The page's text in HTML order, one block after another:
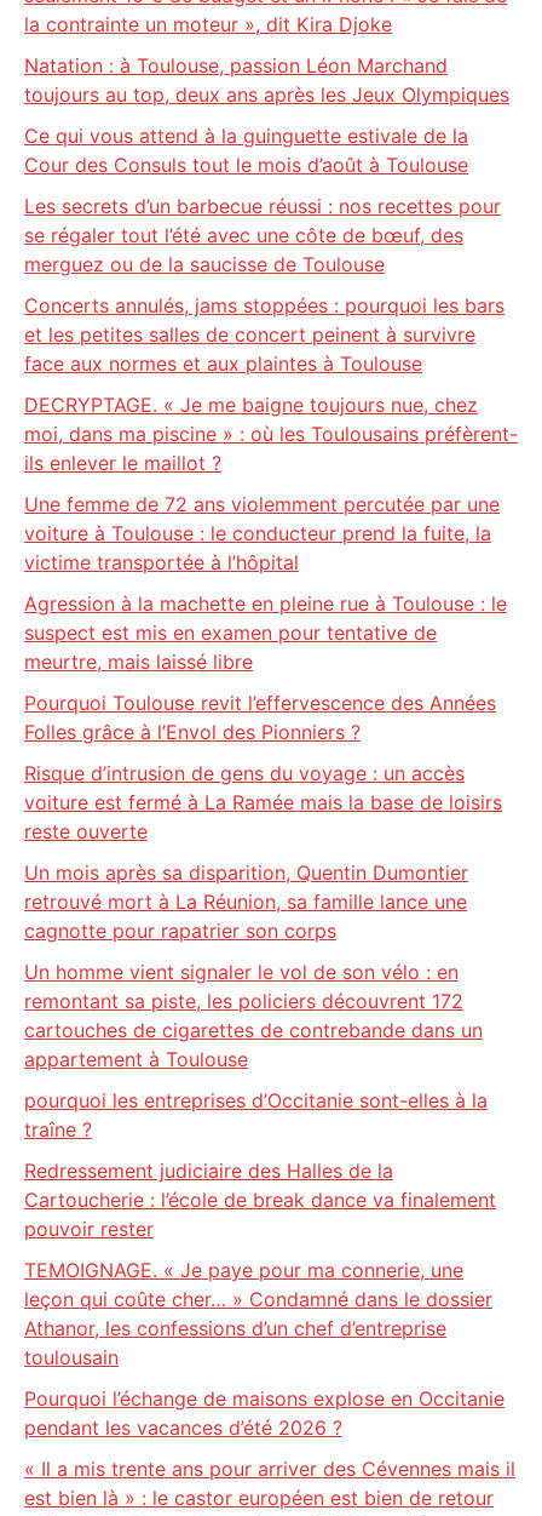
la contrainte un moteur », dit Kira Djoke
Natation : à Toulouse, passion Léon Marchand
toujours au top, deux ans après les Jeux Olympiques
Ce qui vous attend à la guinguette estivale de la
Cour des Consuls tout le mois d’août à Toulouse
Les secrets d’un barbecue réussi : nos recettes pour
se régaler tout l’été avec une côte de bœuf, des
merguez ou de la saucisse de Toulouse
Concerts annulés, jams stoppées : pourquoi les bars
et les petites salles de concert peinent à survivre
face aux normes et aux plaintes à Toulouse
DECRYPTAGE. « Je me baigne toujours nue, chez
moi, dans ma piscine » : où les Toulousains préfèrent-
ils enlever le maillot ?
Une femme de 72 ans violemment percutée par une
voiture à Toulouse : le conducteur prend la fuite, la
victime transportée à l’hôpital
Agression à la machette en pleine rue à Toulouse : le
suspect est mis en examen pour tentative de
meurtre, mais laissé libre
Pourquoi Toulouse revit l’effervescence des Années
Folles grâce à l’Envol des Pionniers ?
Risque d’intrusion de gens du voyage : un accès
voiture est fermé à La Ramée mais la base de loisirs
reste ouverte
Un mois après sa disparition, Quentin Dumontier
retrouvé mort à La Réunion, sa famille lance une
cagnotte pour rapatrier son corps
Un homme vient signaler le vol de son vélo : en
remontant sa piste, les policiers découvrent 172
cartouches de cigarettes de contrebande dans un
appartement à Toulouse
pourquoi les entreprises d’Occitanie sont-elles à la
traîne ?
Redressement judiciaire des Halles de la
Cartoucherie : l’école de break dance va finalement
pouvoir rester
TEMOIGNAGE. « Je paye pour ma connerie, une
leçon qui coûte cher… » Condamné dans le dossier
Athanor, les confessions d’un chef d’entreprise
toulousain
Pourquoi l’échange de maisons explose en Occitanie
pendant les vacances d’été 2026 ?
« Il a mis trente ans pour arriver des Cévennes mais il
est bien là » : le castor européen est bien de retour